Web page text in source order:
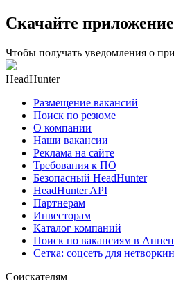
Скачайте приложение
Чтобы получать уведомления о
HeadHunter
Размещение вакансий
Поиск по резюме
О компании
Наши вакансии
Реклама на сайте
Требования к ПО
Безопасный HeadHunter
HeadHunter API
Партнерам
Инвесторам
Каталог компаний
Поиск по вакансиям в
Сетка: соцсеть для
Соискателям